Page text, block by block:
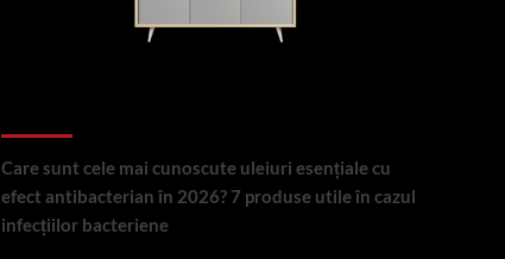
Care sunt cele mai cunoscute uleiuri esențiale cu
efect antibacterian în 2026? 7 produse utile în cazul
infecțiilor bacteriene